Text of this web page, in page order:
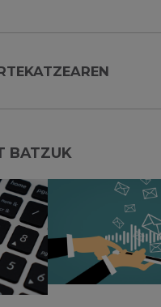
BATZUK